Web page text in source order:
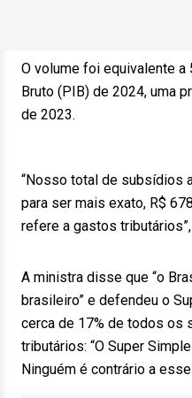
O volume foi equivalente a
Bruto (PIB) de 2024, uma
de 2023.
“Nosso total de subsídios
para ser mais exato, R$
refere a gastos
A ministra disse que “o
brasileiro” e defendeu o
cerca de 17% de todos os
tributários: “O Super
Ninguém é contrário a